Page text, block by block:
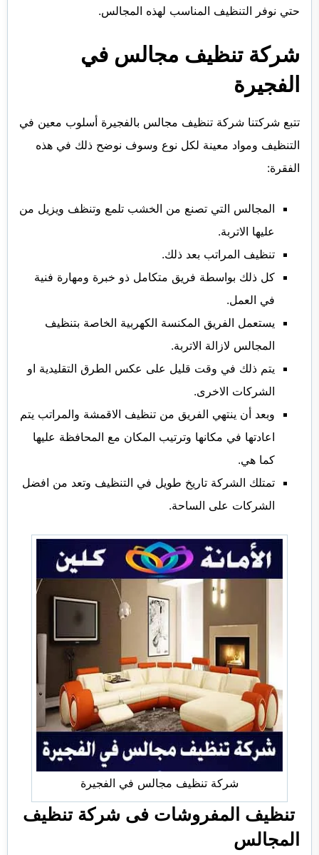
حتي نوفر التنظيف المناسب لهذه المجالس.
شركة تنظيف مجالس في
الفجيرة
تتبع شركتنا شركة تنظيف مجالس بالفجيرة أسلوب معين في
التنظيف ومواد معينة لكل نوع وسوف نوضح ذلك في هذه
الفقرة:
المجالس التي تصنع من الخشب تلمع وتنظف ويزيل من
عليها الاتربة.
تنظيف المراتب بعد ذلك.
كل ذلك بواسطة فريق متكامل ذو خبرة ومهارة فنية
في العمل.
يستعمل الفريق المكنسة الكهربية الخاصة بتنظيف
المجالس لازالة الاتربة.
يتم ذلك في وقت قليل على عكس الطرق التقليدية او
الشركات الاخرى.
وبعد أن ينتهي الفريق من تنظيف الاقمشة والمراتب يتم
اعادتها في مكانها وترتيب المكان مع المحافظة عليها
كما هي.
تمتلك الشركة تاريخ طويل في التنظيف وتعد من افضل
الشركات على الساحة.
شركة تنظيف مجالس في الفجيرة
تنظيف المفروشات فى شركة تنظيف
المجالس